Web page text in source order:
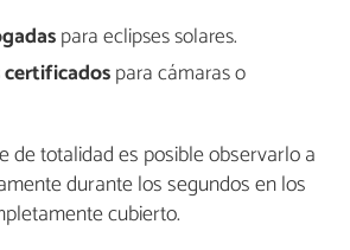
para eclipses solares.
para cámaras o
de totalidad es posible observarlo a
durante los segundos en los
cubierto.